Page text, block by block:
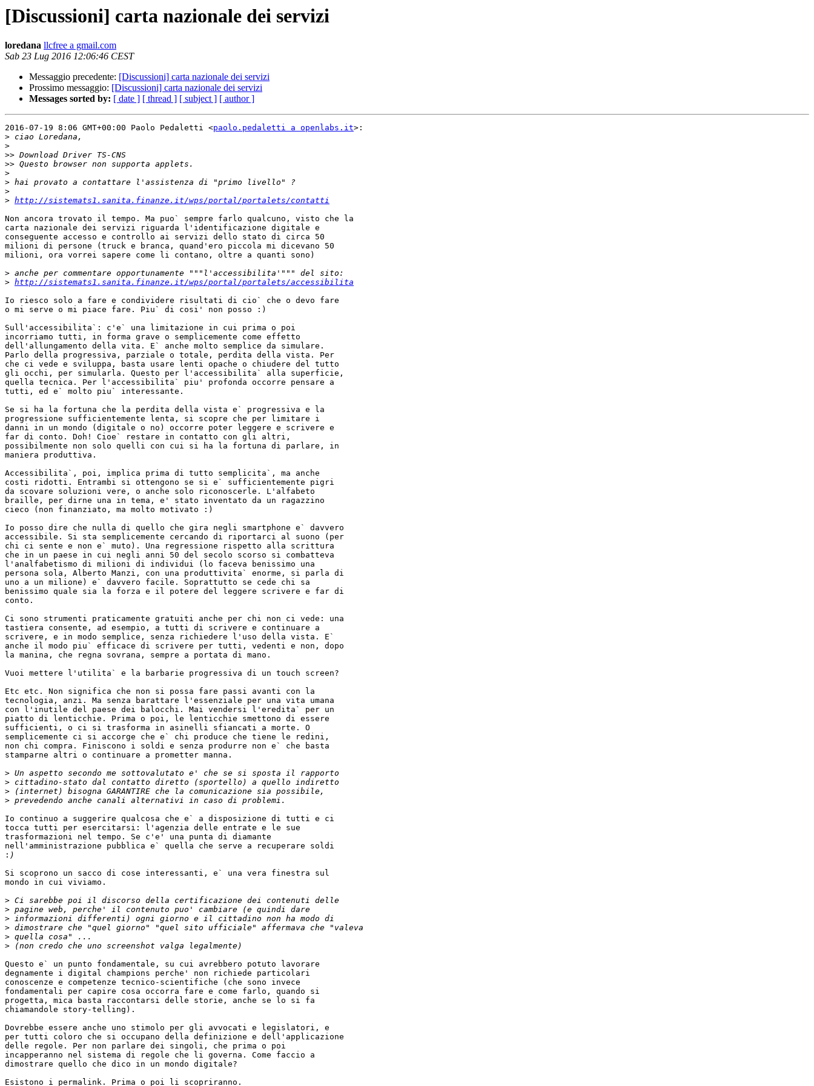
[Discussioni] carta nazionale dei servizi
loredana llcfree a gmail.com
Sab 23 Lug 2016 12:06:46 CEST
Messaggio precedente: [Discussioni] carta nazionale dei servizi
Prossimo messaggio: [Discussioni] carta nazionale dei servizi
Messages sorted by: [ date ] [ thread ] [ subject ] [ author ]
2016-07-19 8:06 GMT+00:00 Paolo Pedaletti <paolo.pedaletti a openlabs.it>:
>
>
>>
>>
>
>
>
> http://sistemats1.sanita.finanze.it/wps/portal/portalets/contatti
Non ancora trovato il tempo. Ma puo` sempre farlo qualcuno, visto che la
carta nazionale dei servizi riguarda l'identificazione digitale e
conseguente accesso e controllo ai servizi dello stato di circa 50
milioni di persone (truck e branca, quand'ero piccola mi dicevano 50
milioni, ora vorrei sapere come li contano, oltre a quanti sono)
>
> http://sistemats1.sanita.finanze.it/wps/portal/portalets/accessibilita
Io riesco solo a fare e condividere risultati di cio` che o devo fare
o mi serve o mi piace fare. Piu` di cosi' non posso :)
Sull'accessibilita`: c'e` una limitazione in cui prima o poi
incorriamo tutti, in forma grave o semplicemente come effetto
dell'allungamento della vita. E` anche molto semplice da simulare.
Parlo della progressiva, parziale o totale, perdita della vista. Per
che ci vede e sviluppa, basta usare lenti opache o chiudere del tutto
gli occhi, per simularla. Questo per l'accessibilita` alla superficie,
quella tecnica. Per l'accessibilita` piu' profonda occorre pensare a
tutti, ed e` molto piu` interessante.
Se si ha la fortuna che la perdita della vista e` progressiva e la
progressione sufficientemente lenta, si scopre che per limitare i
danni in un mondo (digitale o no) occorre poter leggere e scrivere e
far di conto. Doh! Cioe` restare in contatto con gli altri,
possibilmente non solo quelli con cui si ha la fortuna di parlare, in
maniera produttiva.
Accessibilita`, poi, implica prima di tutto semplicita`, ma anche
costi ridotti. Entrambi si ottengono se si e` sufficientemente pigri
da scovare soluzioni vere, o anche solo riconoscerle. L'alfabeto
braille, per dirne una in tema, e' stato inventato da un ragazzino
cieco (non finanziato, ma molto motivato :)
Io posso dire che nulla di quello che gira negli smartphone e` davvero
accessibile. Si sta semplicemente cercando di riportarci al suono (per
chi ci sente e non e` muto). Una regressione rispetto alla scrittura
che in un paese in cui negli anni 50 del secolo scorso si combatteva
l'analfabetismo di milioni di individui (lo faceva benissimo una
persona sola, Alberto Manzi, con una produttivita` enorme, si parla di
uno a un milione) e` davvero facile. Soprattutto se cede chi sa
benissimo quale sia la forza e il potere del leggere scrivere e far di
conto.
Ci sono strumenti praticamente gratuiti anche per chi non ci vede: una
tastiera consente, ad esempio, a tutti di scrivere e continuare a
scrivere, e in modo semplice, senza richiedere l'uso della vista. E`
anche il modo piu` efficace di scrivere per tutti, vedenti e non, dopo
la manina, che regna sovrana, sempre a portata di mano.
Vuoi mettere l'utilita` e la barbarie progressiva di un touch screen?
Etc etc. Non significa che non si possa fare passi avanti con la
tecnologia, anzi. Ma senza barattare l'essenziale per una vita umana
con l'inutile del paese dei balocchi. Mai vendersi l'eredita` per un
piatto di lenticchie. Prima o poi, le lenticchie smettono di essere
sufficienti, o ci si trasforma in asinelli sfiancati a morte. O
semplicemente ci si accorge che e` chi produce che tiene le redini,
non chi compra. Finiscono i soldi e senza produrre non e` che basta
stamparne altri o continuare a prometter manna.
>
>
>
>
Io continuo a suggerire qualcosa che e` a disposizione di tutti e ci
tocca tutti per esercitarsi: l'agenzia delle entrate e le sue
trasformazioni nel tempo. Se c'e' una punta di diamante
nell'amministrazione pubblica e` quella che serve a recuperare soldi
:
Si scoprono un sacco di cose interessanti, e` una vera finestra sul
mondo in cui viviamo.
>
>
>
>
>
>
Questo e` un punto fondamentale, su cui avrebbero potuto lavorare
degnamente i digital champions perche' non richiede particolari
conoscenze e competenze tecnico-scientifiche (che sono invece
fondamentali per capire cosa occorra fare e come farlo, quando si
progetta, mica basta raccontarsi delle storie, anche se lo si fa
chiamandole story-telling).
Dovrebbe essere anche uno stimolo per gli avvocati e legislatori, e
per tutti coloro che si occupano della definizione e dell'applicazione
delle regole. Per non parlare dei singoli, che prima o poi
incapperanno nel sistema di regole che li governa. Come faccio a
dimostrare quello che dico in un mondo digitale?
Esistono i permalink. Prima o poi li scopriranno.